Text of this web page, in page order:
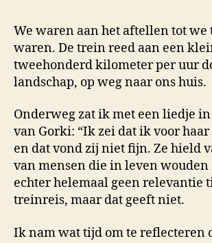
We waren aan het aftellen tot we
waren. De trein reed aan een
tweehonderd kilometer per uur
landschap, op weg naar ons huis.
Onderweg zat ik met een liedje
van Gorki: “Ik zei dat ik voor
en dat vond zij niet fijn. Ze hield
van mensen die in leven wouden
echter helemaal geen relevantie
treinreis, maar dat geeft niet.
Ik nam wat tijd om te reflecteren